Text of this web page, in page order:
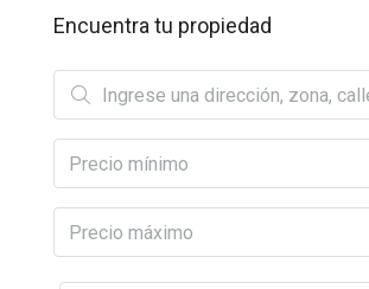
Encuentra tu propiedad